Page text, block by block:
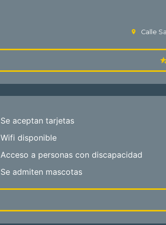
Calle
Se aceptan tarjetas
Wifi disponible
Acceso a personas con discapacidad
Se admiten mascotas